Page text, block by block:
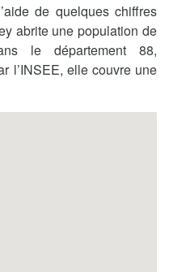
de quelques chiffres
abrite une population de
le département 88,
l’INSEE, elle couvre une